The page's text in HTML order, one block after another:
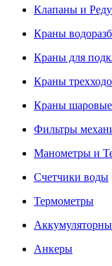
Клапаны и
Краны
Краны для
Краны
Краны шаровые
Фильтры
Манометры и
Счетчики воды
Термометры
Анкеры